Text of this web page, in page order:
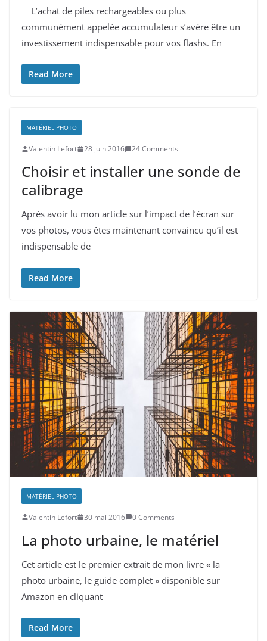
L’achat de piles rechargeables ou plus
communément appelée accumulateur s’avère être un
investissement indispensable pour vos flashs. En
Read More
MATÉRIEL PHOTO
Valentin Lefort 28 juin 2016 24 Comments
Choisir et installer une sonde de
calibrage
Après avoir lu mon article sur l’impact de l’écran sur
vos photos, vous êtes maintenant convaincu qu’il est
indispensable de
Read More
MATÉRIEL PHOTO
Valentin Lefort 30 mai 2016 0 Comments
La photo urbaine, le matériel
Cet article est le premier extrait de mon livre « la
photo urbaine, le guide complet » disponible sur
Amazon en cliquant
Read More